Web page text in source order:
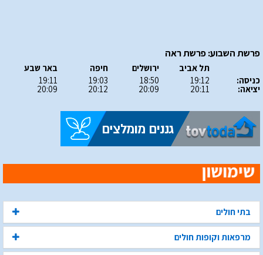
פרשת השבוע: פרשת ראה
כניסה:
יציאה:
תל אביב
19:12
20:11
ירושלים
18:50
20:09
חיפה
19:03
20:12
באר שבע
19:11
20:09
בתי חולים
מרפאות וקופות חולים